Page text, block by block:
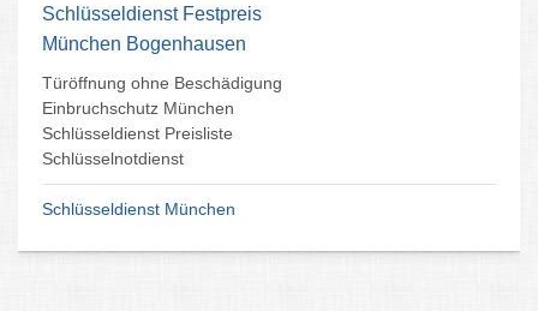
Schlüsseldienst Festpreis
München Bogenhausen
Türöffnung ohne Beschädigung
Einbruchschutz München
Schlüsseldienst Preisliste
Schlüsselnotdienst
Schlüsseldienst München